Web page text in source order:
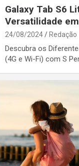
Galaxy Tab S6
Versatilidade
24/08/2024 Redação
Descubra os
(4G e Wi-Fi) com S